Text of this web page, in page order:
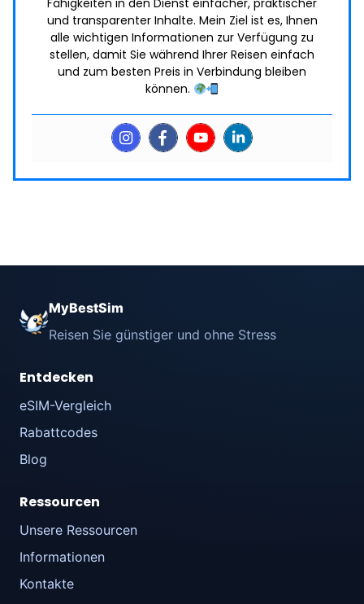
Fähigkeiten in den Dienst einfacher, praktischer
und transparenter Inhalte. Mein Ziel ist es, Ihnen
alle wichtigen Informationen zur Verfügung zu
stellen, damit Sie während Ihrer Reisen einfach
und zum besten Preis in Verbindung bleiben
können.
MyBestSim
Reisen Sie günstiger und ohne Stress
Entdecken
eSIM-Vergleich
Rabattcodes
Blog
Ressourcen
Unsere Ressourcen
Informationen
Kontakte